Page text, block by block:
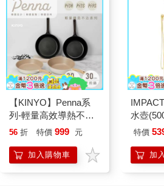
【KINYO】Penna系
列-輕量高效導熱不沾
平煎鍋30cm
56 折 特價 999 元
加入購物車
水壺
特價
加